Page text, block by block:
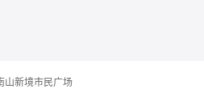
山新境市民广场